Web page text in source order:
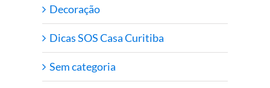
Decoração
Dicas SOS Casa Curitiba
Sem categoria